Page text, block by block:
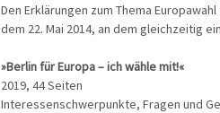
Den Erklärungen zum Thema
dem 22. Mai 2014, an dem gleichzeitig
»Berlin für Europa – ich wähle mit!«
2019, 44 Seiten
Interessenschwerpunkte, Fragen und